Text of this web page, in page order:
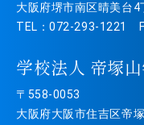
大阪府堺市南区晴美台4
TEL：072-293-1221
学校法人 帝塚
〒558-0053
大阪府大阪市住吉区帝